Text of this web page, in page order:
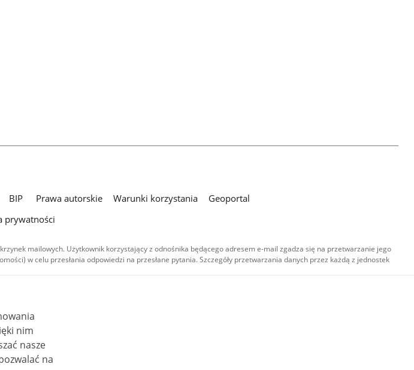
BIP Prawa autorskie Warunki korzystania
Geoportal
prywatności
mailowych. Użytkownik korzystający z odnośnika będącego adresem e-mail zgadza się na przetwarzanie jego
w celu przesłania odpowiedzi na przesłane pytania. Szczegóły przetwarzania danych przez każdą z jednostek
treści audiowizualnych), są
autorstwa - na tych samych
w tym zdjęcia, materiały audio i wideo,
uznanie autorstwa użycie niekomercyjne -
nie jest to stwierdzone inaczej.
nasze